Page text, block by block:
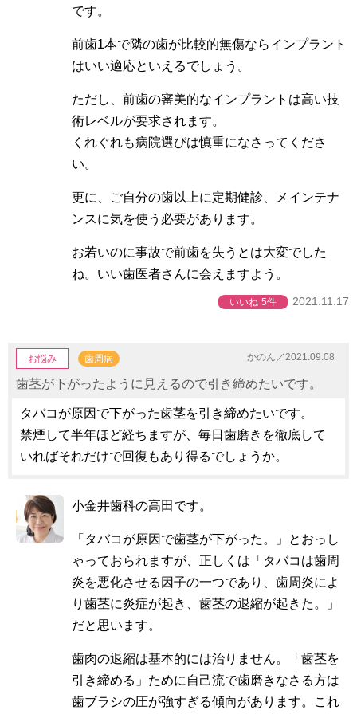
です。
前歯1本で隣の歯が比較的無傷ならインプラント
はいい適応といえるでしょう。
ただし、前歯の審美的なインプラントは高い技
術レベルが要求されます。
くれぐれも病院選びは慎重になさってくださ
い。
更に、ご自分の歯以上に定期健診、メインテナ
ンスに気を使う必要があります。
お若いのに事故で前歯を失うとは大変でした
ね。いい歯医者さんに会えますよう。
いいね 5件 2021.11.17
かのん／2021.09.08
お悩み 歯周病
歯茎が下がったように見えるので引き締めたいです。
タバコが原因で下がった歯茎を引き締めたいです。
禁煙して半年ほど経ちますが、毎日歯磨きを徹底して
いればそれだけで回復もあり得るでしょうか。
小金井歯科の高田です。
「タバコが原因で歯茎が下がった。」とおっし
ゃっておられますが、正しくは「タバコは歯周
炎を悪化させる因子の一つであり、歯周炎によ
り歯茎に炎症が起き、歯茎の退縮が起きた。」
だと思います。
歯肉の退縮は基本的には治りません。「歯茎を
引き締める」ために自己流で歯磨きなさる方は
歯ブラシの圧が強すぎる傾向があります。これ